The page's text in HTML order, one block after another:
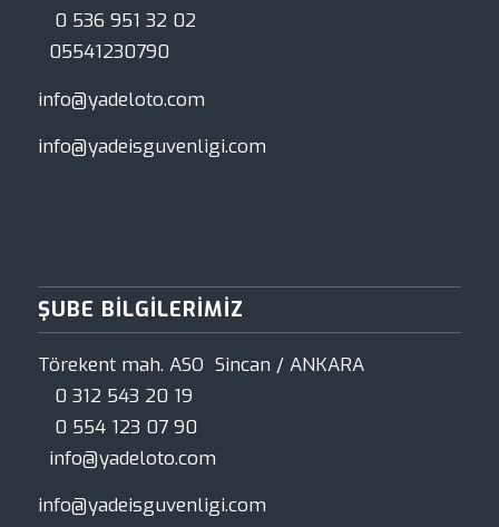
0 536 951 32 02
05541230790
info@yadeloto.com
info@yadeisguvenligi.com
ŞUBE BILGILERIMIZ
Törekent mah. ASO Sincan / ANKARA
0 312 543 20 19
0 554 123 07 90
info@yadeloto.com
info@yadeisguvenligi.com